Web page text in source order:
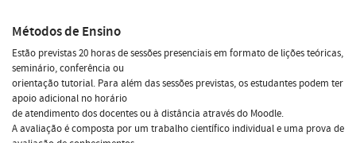
Métodos de Ensino
Estão previstas 20 horas de sessões presenciais em formato de lições teóricas,
seminário, conferência ou
orientação tutorial. Para além das sessões previstas, os estudantes podem ter
apoio adicional no horário
de atendimento dos docentes ou à distância através do Moodle.
A avaliação é composta por um trabalho científico individual e uma prova de